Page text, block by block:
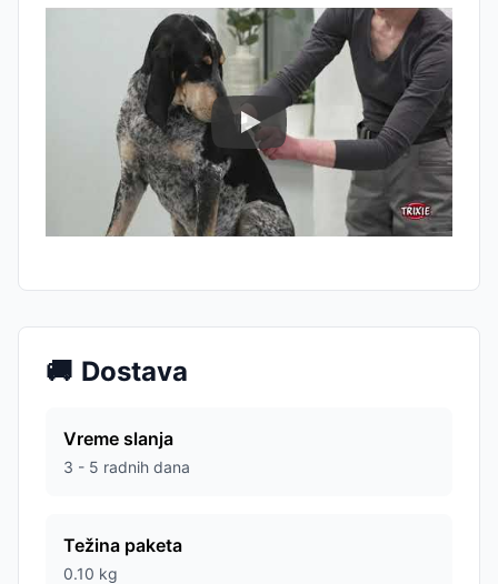
🚚 Dostava
Vreme slanja
3 - 5 radnih dana
Težina paketa
0.10 kg